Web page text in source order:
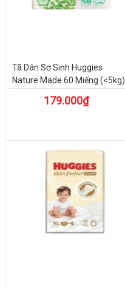
Tã Dán Sơ Sinh Huggies
Nature Made 60 Miếng (<5kg)
179.000₫